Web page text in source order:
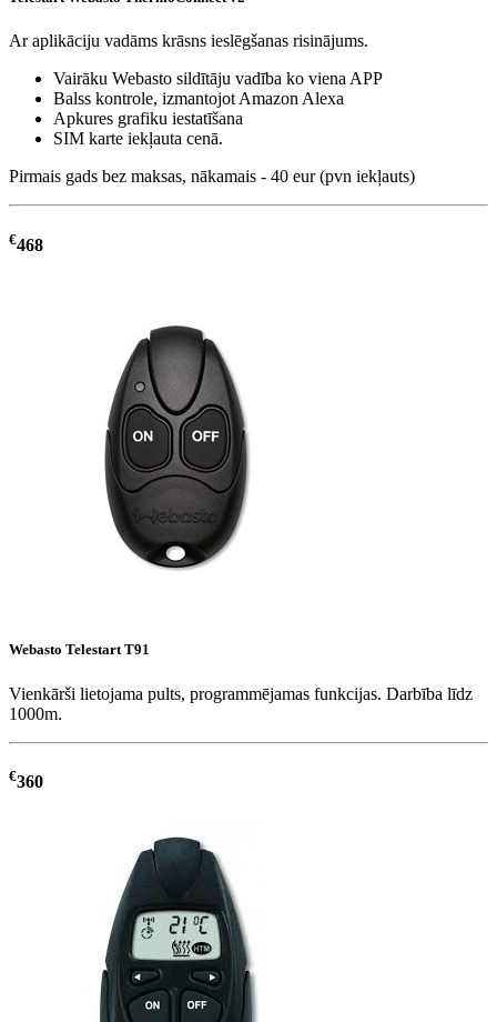
Ar aplikāciju vadāms krāsns ieslēgšanas risinājums.
Vairāku Webasto sildītāju vadība ko viena APP
Balss kontrole, izmantojot Amazon Alexa
Apkures grafiku iestatīšana
SIM karte iekļauta cenā.
Pirmais gads bez maksas, nākamais - 40 eur (pvn iekļauts)
€468
Webasto Telestart T91
Vienkārši lietojama pults, programmējamas funkcijas. Darbība līdz
1000m.
€360